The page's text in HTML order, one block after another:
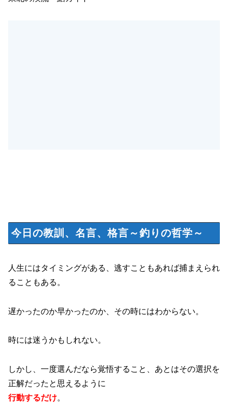
今日の教訓、名言、格言～釣りの哲学～
人生にはタイミングがある、逃すこともあれば捕まえられ
ることもある。
遅かったのか早かったのか、その時にはわからない。
時には迷うかもしれない。
しかし、一度選んだなら覚悟すること、あとはその選択を
正解だったと思えるように
行動するだけ。